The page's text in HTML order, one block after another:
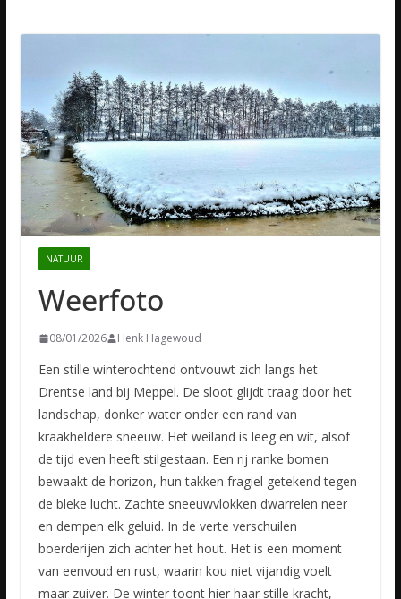
NATUUR
Weerfoto
08/01/2026 Henk Hagewoud
Een stille winterochtend ontvouwt zich langs het
Drentse land bij Meppel. De sloot glijdt traag door het
landschap, donker water onder een rand van
kraakheldere sneeuw. Het weiland is leeg en wit, alsof
de tijd even heeft stilgestaan. Een rij ranke bomen
bewaakt de horizon, hun takken fragiel getekend tegen
de bleke lucht. Zachte sneeuwvlokken dwarrelen neer
en dempen elk geluid. In de verte verschuilen
boerderijen zich achter het hout. Het is een moment
van eenvoud en rust, waarin kou niet vijandig voelt
maar zuiver. De winter toont hier haar stille kracht,